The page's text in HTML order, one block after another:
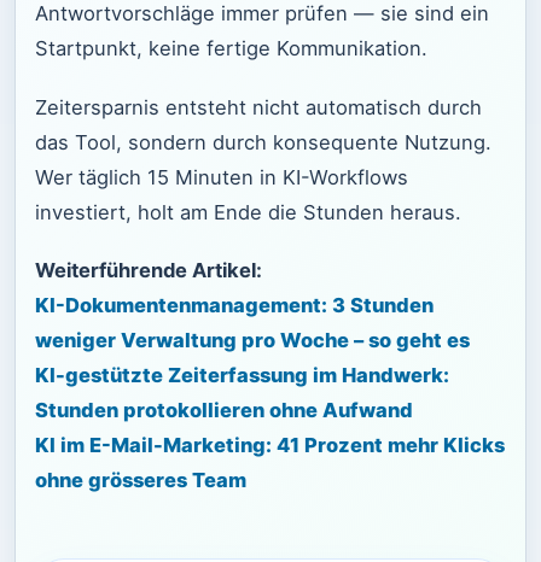
Antwortvorschläge immer prüfen — sie sind ein
Startpunkt, keine fertige Kommunikation.
Zeitersparnis entsteht nicht automatisch durch
das Tool, sondern durch konsequente Nutzung.
Wer täglich 15 Minuten in KI-Workflows
investiert, holt am Ende die Stunden heraus.
Weiterführende Artikel:
KI-Dokumentenmanagement: 3 Stunden
weniger Verwaltung pro Woche – so geht es
KI-gestützte Zeiterfassung im Handwerk:
Stunden protokollieren ohne Aufwand
KI im E-Mail-Marketing: 41 Prozent mehr Klicks
ohne grösseres Team